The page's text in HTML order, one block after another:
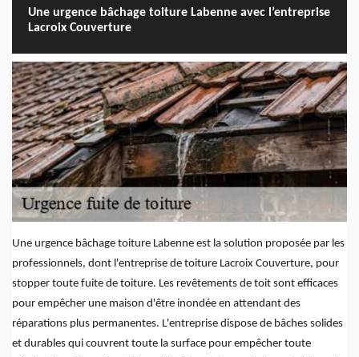
Une urgence bâchage toiture Labenne avec l’entreprise
Lacroix Couverture
Une urgence bâchage toiture Labenne est la solution proposée par les
professionnels, dont l'entreprise de toiture Lacroix Couverture, pour
stopper toute fuite de toiture. Les revêtements de toit sont efficaces
pour empêcher une maison d'être inondée en attendant des
réparations plus permanentes. L'entreprise dispose de bâches solides
et durables qui couvrent toute la surface pour empêcher toute